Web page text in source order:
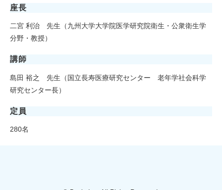
座長
二宮 利治 先生（九州大学大学院医学研究院衛生・公衆衛生学
分野・教授）
講師
島田 裕之 先生（国立長寿医療研究センター 老年学社会科学
研究センター長）
定員
280名